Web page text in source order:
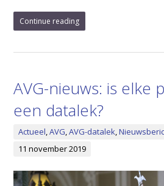
Continue reading
AVG-nieuws: is elke
een datalek?
Actueel,AVG,AVG-datalek,
11 november 2019